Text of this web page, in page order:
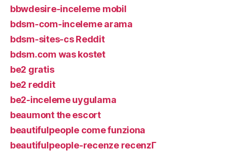
bbwdesire-inceleme mobil
bdsm-com-inceleme arama
bdsm-sites-cs Reddit
bdsm.com was kostet
be2 gratis
be2 reddit
be2-inceleme uygulama
beaumont the escort
beautifulpeople come funziona
beautifulpeople-recenze recenzГ­